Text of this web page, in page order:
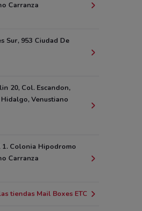
Carranza
Sur, 953 Ciudad De
20, Col. Escandon,
Venustiano
1. Colonia Hipodromo
Carranza
tiendas Mail Boxes ETC